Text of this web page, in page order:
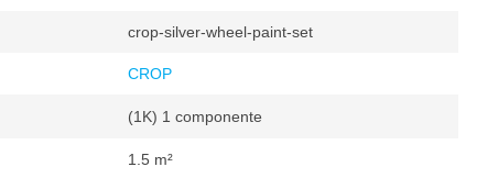
crop-silver-wheel-paint-set
CROP
(1K) 1 componente
1.5 m²